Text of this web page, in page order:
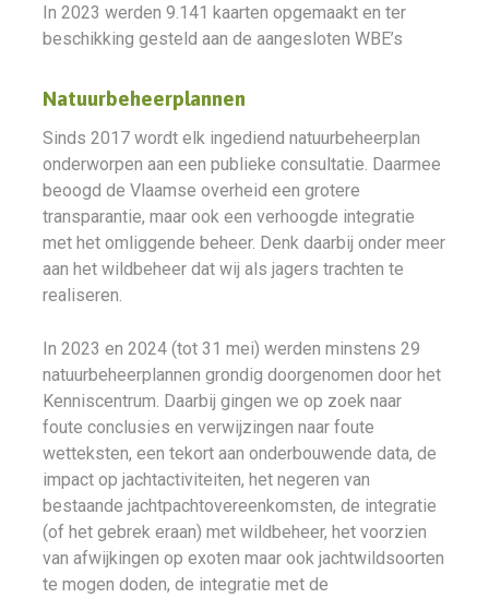
In 2023 werden 9.141 kaarten opgemaakt en ter
beschikking gesteld aan de aangesloten WBE’s
Natuurbeheerplannen
Sinds 2017 wordt elk ingediend natuurbeheerplan
onderworpen aan een publieke consultatie. Daarmee
beoogd de Vlaamse overheid een grotere
transparantie, maar ook een verhoogde integratie
met het omliggende beheer. Denk daarbij onder meer
aan het wildbeheer dat wij als jagers trachten te
realiseren.
In 2023 en 2024 (tot 31 mei) werden minstens 29
natuurbeheerplannen grondig doorgenomen door het
Kenniscentrum. Daarbij gingen we op zoek naar
foute conclusies en verwijzingen naar foute
wetteksten, een tekort aan onderbouwende data, de
impact op jachtactiviteiten, het negeren van
bestaande jachtpachtovereenkomsten, de integratie
(of het gebrek eraan) met wildbeheer, het voorzien
van afwijkingen op exoten maar ook jachtwildsoorten
te mogen doden, de integratie met de